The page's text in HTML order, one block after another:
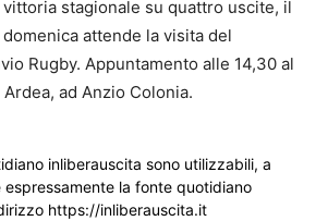
stagionale su quattro uscite, il
attende la visita del
Rugby. Appuntamento alle 14,30 al
ad Anzio Colonia.
inliberauscita sono utilizzabili, a
la fonte quotidiano
https://inliberauscita.it